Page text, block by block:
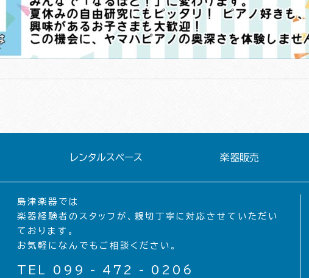
レンタルスペース 楽器販売
島津楽器では
楽器経験者のスタッフが、親切丁寧に対応させていただい
ております。
お気軽になんでもご相談ください。
TEL 099 - 472 - 0206